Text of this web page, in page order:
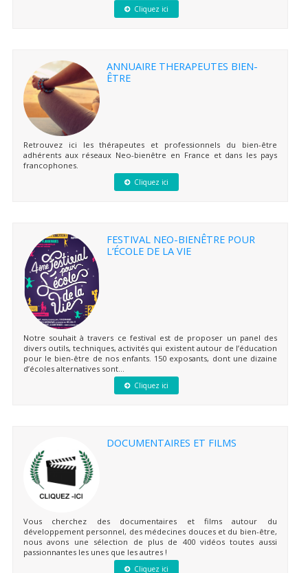
Cliquez ici
ANNUAIRE THERAPEUTES BIEN-
ÊTRE
Retrouvez ici les thérapeutes et professionnels du bien-être
adhérents aux réseaux Neo-bienêtre en France et dans les pays
francophones.
Cliquez ici
FESTIVAL NEO-BIENÊTRE POUR
L’ÉCOLE DE LA VIE
Notre souhait à travers ce festival est de proposer un panel des
divers outils, techniques, activités qui existent autour de l’éducation
pour le bien-être de nos enfants. 150 exposants, dont une dizaine
d’écoles alternatives sont...
Cliquez ici
DOCUMENTAIRES ET FILMS
Vous cherchez des documentaires et films autour du
développement personnel, des médecines douces et du bien-être,
nous avons une sélection de plus de 400 vidéos toutes aussi
passionnantes les unes que les autres !
Cliquez ici